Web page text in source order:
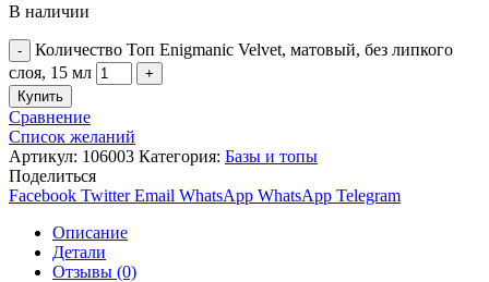
В наличии
Количество Топ Enigmanic Velvet, матовый, без липкого
слоя, 15 мл
Купить
Сравнение
Список желаний
Артикул: 106003 Категория: Базы и топы
Поделиться
Facebook Twitter Email WhatsApp WhatsApp Telegram
Описание
Детали
Отзывы (0)